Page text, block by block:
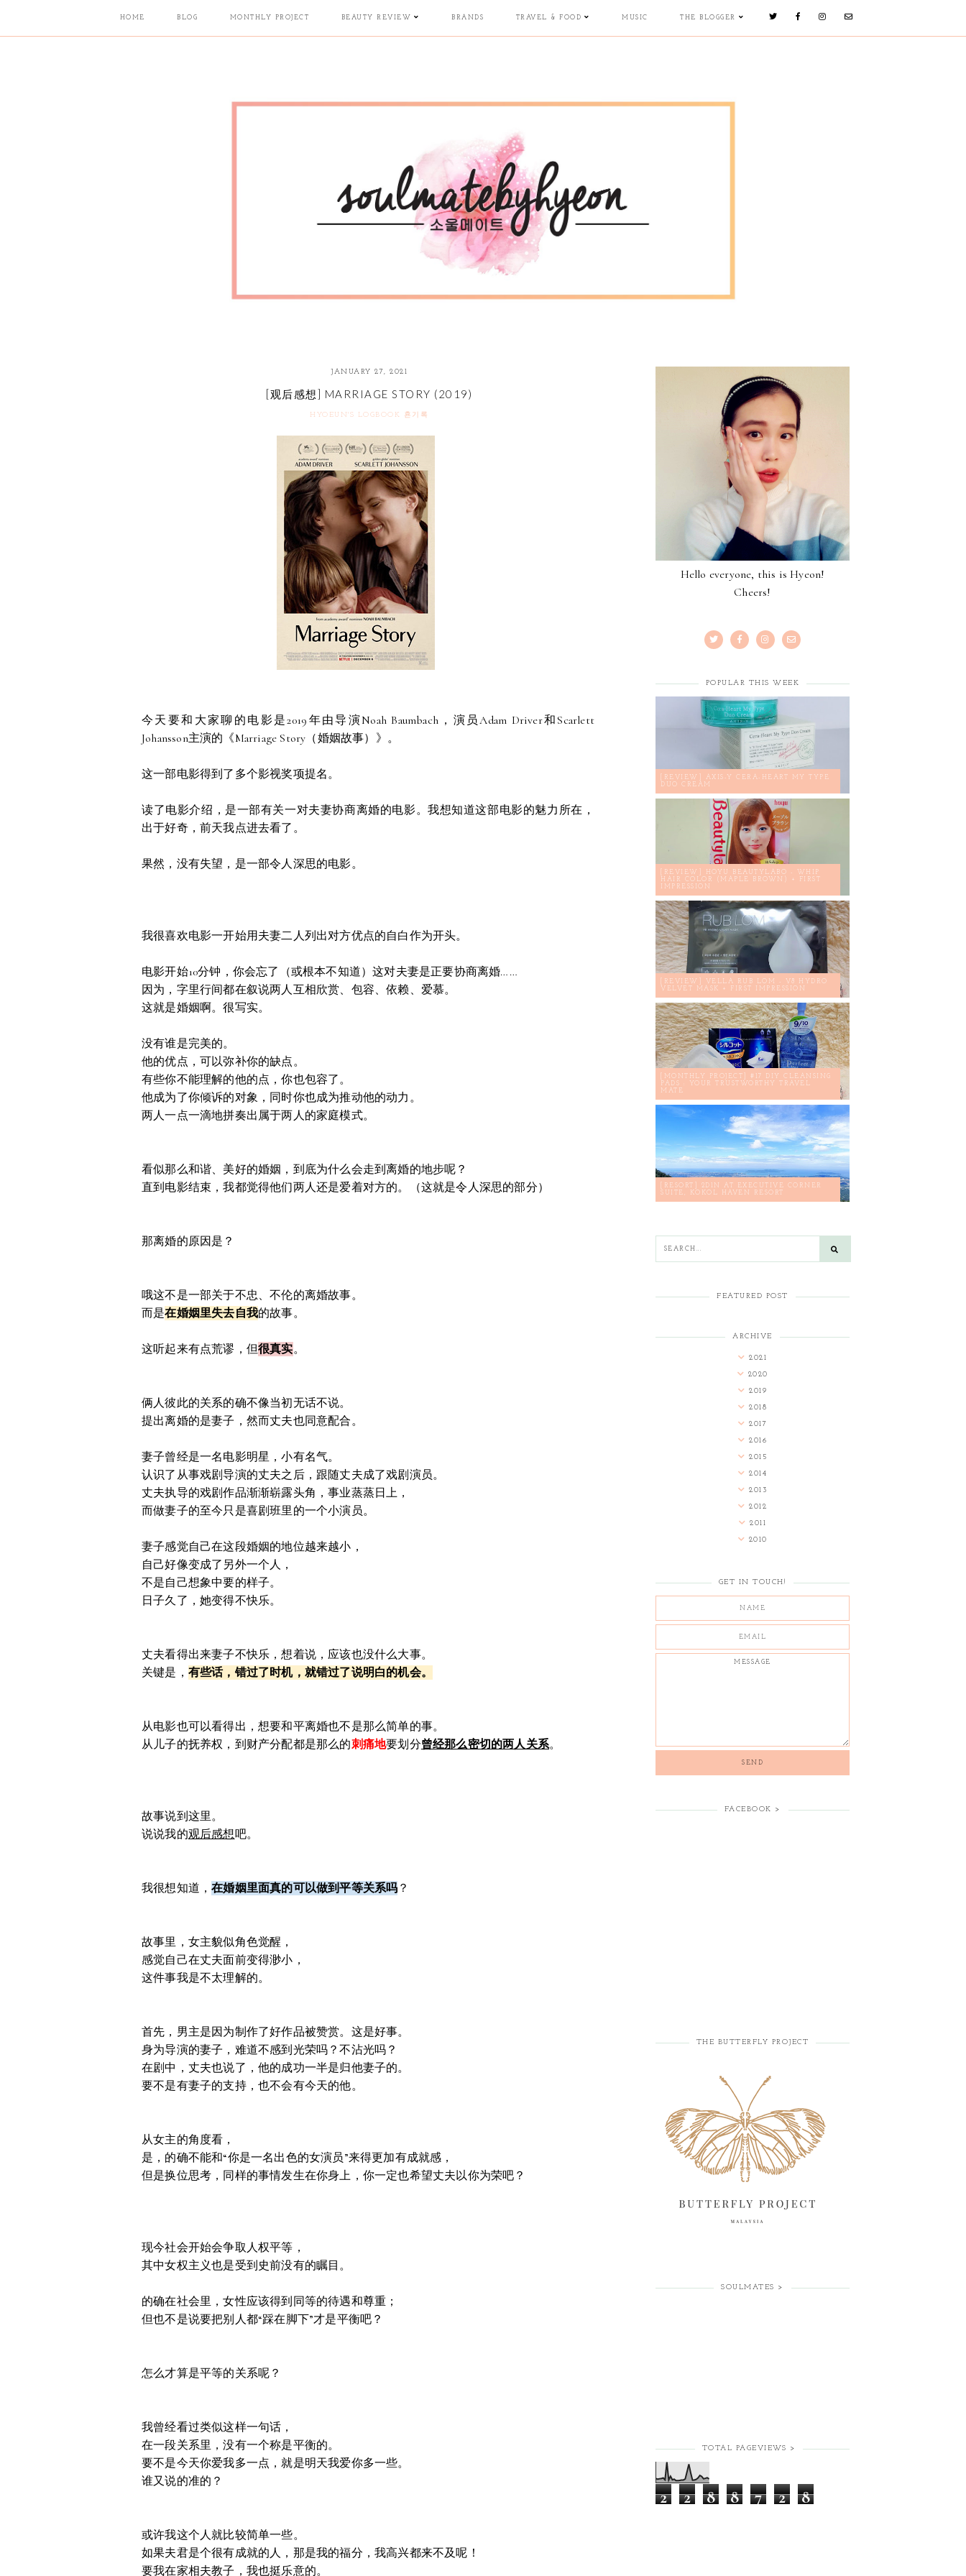
HOME BLOG MONTHLY PROJECT BEAUTY REVIEW BRANDS TRAVEL & FOOD MUSIC THE BLOGGER
JANUARY 27, 2021
[观后感想] MARRIAGE STORY (2019)
HYOEUN'S LOGBOOK 횬기록
今天要和大家聊的电影是2019年由导演Noah Baumbach，演员Adam Driver和Scarlett
Johansson主演的《Marriage Story（婚姻故事）》。
这一部电影得到了多个影视奖项提名。
读了电影介绍，是一部有关一对夫妻协商离婚的电影。我想知道这部电影的魅力所在，
出于好奇，前天我点进去看了。
果然，没有失望，是一部令人深思的电影。
我很喜欢电影一开始用夫妻二人列出对方优点的自白作为开头。
电影开始10分钟，你会忘了（或根本不知道）这对夫妻是正要协商离婚……
因为，字里行间都在叙说两人互相欣赏、包容、依赖、爱慕。
这就是婚姻啊。很写实。
没有谁是完美的。
他的优点，可以弥补你的缺点。
有些你不能理解的他的点，你也包容了。
他成为了你倾诉的对象，同时你也成为推动他的动力。
两人一点一滴地拼奏出属于两人的家庭模式。
看似那么和谐、美好的婚姻，到底为什么会走到离婚的地步呢？
直到电影结束，我都觉得他们两人还是爱着对方的。（这就是令人深思的部分）
那离婚的原因是？
哦这不是一部关于不忠、不伦的离婚故事。
而是在婚姻里失去自我的故事。
这听起来有点荒谬，但很真实。
俩人彼此的关系的确不像当初无话不说。
提出离婚的是妻子，然而丈夫也同意配合。
妻子曾经是一名电影明星，小有名气。
认识了从事戏剧导演的丈夫之后，跟随丈夫成了戏剧演员。
丈夫执导的戏剧作品渐渐崭露头角，事业蒸蒸日上，
而做妻子的至今只是喜剧班里的一个小演员。
妻子感觉自己在这段婚姻的地位越来越小，
自己好像变成了另外一个人，
不是自己想象中要的样子。
日子久了，她变得不快乐。
丈夫看得出来妻子不快乐，想着说，应该也没什么大事。
关键是， 有些话，错过了时机，就错过了说明白的机会。
从电影也可以看得出，想要和平离婚也不是那么简单的事。
从儿子的抚养权，到财产分配都是那么的刺痛地要划分曾经那么密切的两人关系。
故事说到这里。
说说我的观后感想吧。
我很想知道，在婚姻里面真的可以做到平等关系吗 ？
故事里，女主貌似角色觉醒，
感觉自己在丈夫面前变得渺小，
这件事我是不太理解的。
首先，男主是因为制作了好作品被赞赏。这是好事。
身为导演的妻子，难道不感到光荣吗？不沾光吗？
在剧中，丈夫也说了，他的成功一半是归他妻子的。
要不是有妻子的支持，也不会有今天的他。
从女主的角度看，
是，的确不能和“你是一名出色的女演员”来得更加有成就感，
但是换位思考，同样的事情发生在你身上，你一定也希望丈夫以你为荣吧？
现今社会开始会争取人权平等，
其中女权主义也是受到史前没有的瞩目。
的确在社会里，女性应该得到同等的待遇和尊重；
但也不是说要把别人都“踩在脚下”才是平衡吧？
怎么才算是平等的关系呢？
我曾经看过类似这样一句话，
在一段关系里，没有一个称是平衡的。
要不是今天你爱我多一点，就是明天我爱你多一些。
谁又说的准的？
或许我这个人就比较简单一些。
如果夫君是个很有成就的人，那是我的福分，我高兴都来不及呢！
要我在家相夫教子，我也挺乐意的。
Hello everyone, this is Hyeon!
Cheers!
POPULAR THIS WEEK
[REVIEW] AXIS-Y CERA-HEART MY TYPE
DUO CREAM
[REVIEW] HOYU BEAUTYLABO - WHIP
HAIR COLOR (MAPLE BROWN) + FIRST
IMPRESSION
[REVIEW] VELLA RUB LOM - V8 HYDRO
VELVET MASK + FIRST IMPRESSION
[MONTHLY PROJECT] #17 DIY CLEANSING
PADS : YOUR TRUSTWORTHY TRAVEL
MATE
[RESORT] 2D1N AT EXECUTIVE CORNER
SUITE, KOKOL HAVEN RESORT
FEATURED POST
ARCHIVE
2021
2020
2019
2018
2017
2016
2015
2014
2013
2012
2011
2010
GET IN TOUCH!
FACEBOOK >
THE BUTTERFLY PROJECT
SOULMATES >
TOTAL PAGEVIEWS >
2 2 8 8 7 2 8